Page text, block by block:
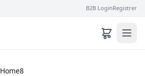
B2B LoginRegistrer
Home8